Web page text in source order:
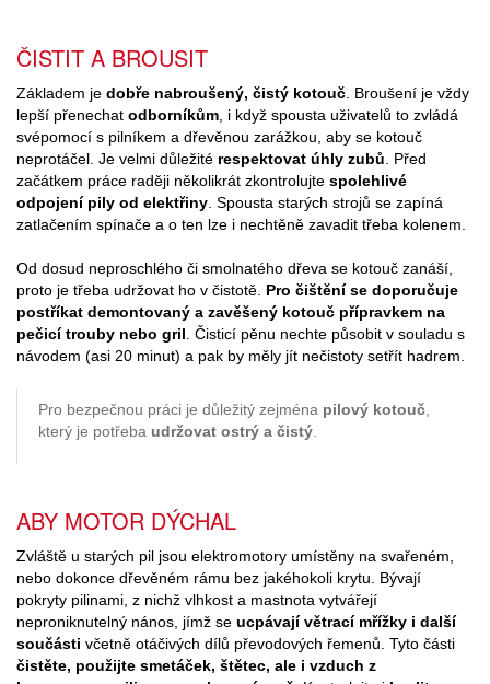
ČISTIT A BROUSIT
Základem je dobře nabroušený, čistý kotouč . Broušení je vždy
lepší přenechat odborníkům , i když spousta uživatelů to zvládá
svépomocí s pilníkem a dřevěnou zarážkou, aby se kotouč
neprotáčel. Je velmi důležité respektovat úhly zubů . Před
začátkem práce raději několikrát zkontrolujte spolehlivé
odpojení pily od elektřiny . Spousta starých strojů se zapíná
zatlačením spínače a o ten lze i nechtěně zavadit třeba kolenem.
Od dosud neproschlého či smolnatého dřeva se kotouč zanáší,
proto je třeba udržovat ho v čistotě. Pro čištění se doporučuje
postříkat demontovaný a zavěšený kotouč přípravkem na
pečicí trouby nebo gril . Čisticí pěnu nechte působit v souladu s
návodem (asi 20 minut) a pak by měly jít nečistoty setřít hadrem.
Pro bezpečnou práci je důležitý zejména pilový kotouč,
který je potřeba udržovat ostrý a čistý.
ABY MOTOR DÝCHAL
Zvláště u starých pil jsou elektromotory umístěny na svařeném,
nebo dokonce dřevěném rámu bez jakéhokoli krytu. Bývají
pokryty pilinami, z nichž vlhkost a mastnota vytvářejí
neproniknutelný nános, jímž se ucpávají větrací mřížky i další
součásti včetně otáčivých dílů převodových řemenů. Tyto části
čistěte, použijte smetáček, štětec, ale i vzduch z